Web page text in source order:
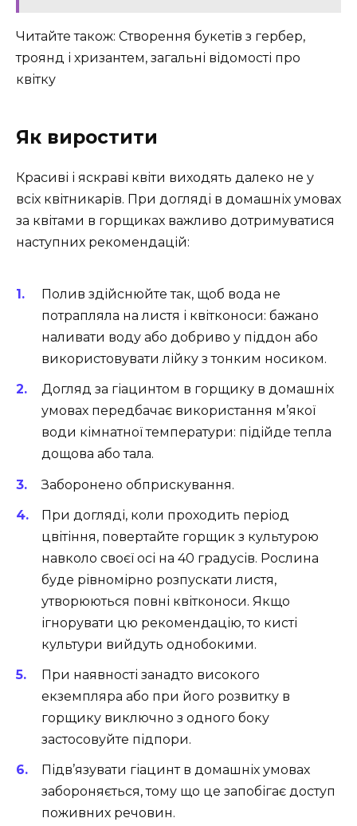
Читайте також: Створення букетів з гербер,
троянд і хризантем, загальні відомості про
квітку
Як виростити
Красиві і яскраві квіти виходять далеко не у
всіх квітникарів. При догляді в домашніх умовах
за квітами в горщиках важливо дотримуватися
наступних рекомендацій:
Полив здійснюйте так, щоб вода не
потрапляла на листя і квітконоси: бажано
наливати воду або добриво у піддон або
використовувати лійку з тонким носиком.
Догляд за гіацинтом в горщику в домашніх
умовах передбачає використання м’якої
води кімнатної температури: підійде тепла
дощова або тала.
Заборонено обприскування.
При догляді, коли проходить період
цвітіння, повертайте горщик з культурою
навколо своєї осі на 40 градусів. Рослина
буде рівномірно розпускати листя,
утворюються повні квітконоси. Якщо
ігнорувати цю рекомендацію, то кисті
культури вийдуть однобокими.
При наявності занадто високого
екземпляра або при його розвитку в
горщику виключно з одного боку
застосовуйте підпори.
Підв’язувати гіацинт в домашніх умовах
забороняється, тому що це запобігає доступ
поживних речовин.